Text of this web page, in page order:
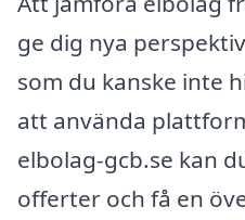
ge dig nya
som du kanske inte
att använda
elbolag-gcb.se kan
offerter och få en